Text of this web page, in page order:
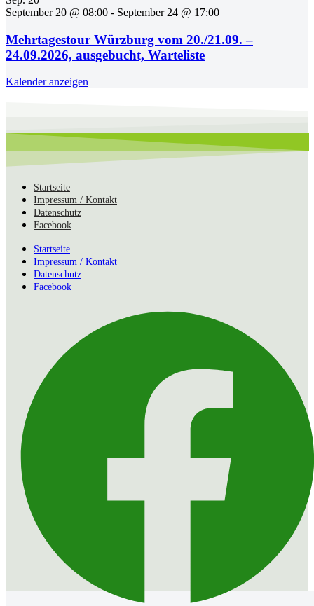
September 20 @ 08:00 - September 24 @ 17:00
Mehrtagestour Würzburg vom 20./21.09. –
24.09.2026, ausgebucht, Warteliste
Kalender anzeigen
Startseite
Impressum / Kontakt
Datenschutz
Facebook
Startseite
Impressum / Kontakt
Datenschutz
Facebook